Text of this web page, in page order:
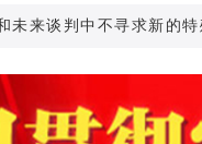
谈判中不寻求新的特殊